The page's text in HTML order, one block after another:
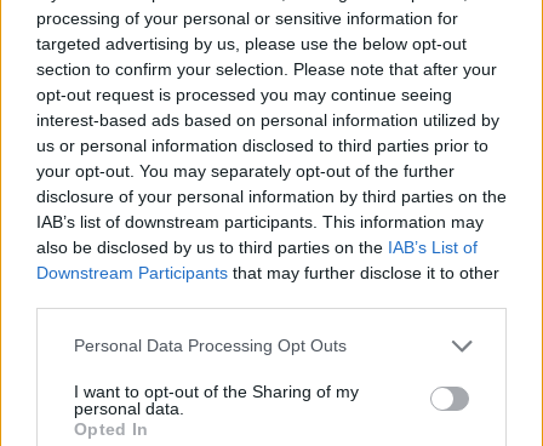
processing of your personal or sensitive information for
targeted advertising by us, please use the below opt-out
section to confirm your selection. Please note that after your
opt-out request is processed you may continue seeing
interest-based ads based on personal information utilized by
us or personal information disclosed to third parties prior to
your opt-out. You may separately opt-out of the further
disclosure of your personal information by third parties on the
IAB’s list of downstream participants. This information may
also be disclosed by us to third parties on the IAB’s List of
Downstream Participants that may further disclose it to other
Personal Data Processing Opt Outs
I want to opt-out of the Sharing of my
personal data.
Opted In
ΔΙΕΘΝΗ
09.05.2025 09:10
PARAPOLITIKA NEWSROOM
Πάπας Λέων ΙΔ': Πρώτη επίσημη
επίσκεψη στην Τουρκία για τα 1.700
χρόνια από την Α' Οικουμενική Σύνοδο
της Νίκαιας
Εγγραφή στο newsletter
Αποδέχομαι τους